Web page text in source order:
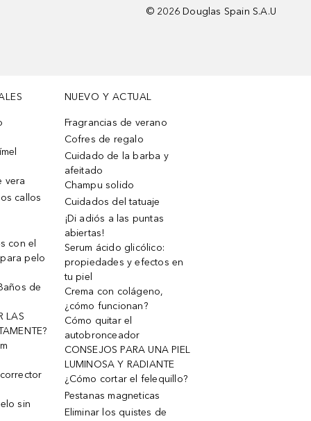
© 2026 Douglas Spain S.A.U
vera
callos
con el
pelo
de
LAS
sin
NUEVO Y ACTUAL
Fragrancias de verano
Cofres de regalo
Cuidado de la barba y
afeitado
Champu solido
Cuidados del tatuaje
¡Di adiós a las puntas
abiertas!
Serum ácido glicólico:
propiedades y efectos en
tu piel
Crema con colágeno,
¿cómo funcionan?
Cómo quitar el
autobronceador
CONSEJOS PARA UNA PIEL
LUMINOSA Y RADIANTE
¿Cómo cortar el felequillo?
Pestanas magneticas
Eliminar los quistes de